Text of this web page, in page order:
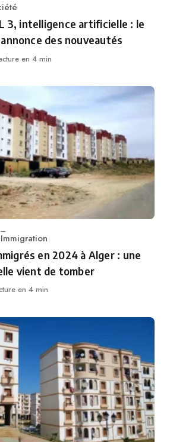
3, intelligence artificielle : le
des nouveautés
en 4 min
Immigration
en 2024 à Alger : une
vient de tomber
en 4 min